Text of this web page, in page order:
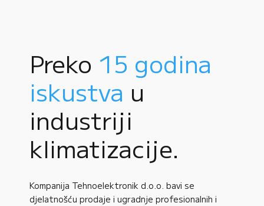
Preko 15 godina
iskustva u
industriji
klimatizacije.
Kompanija Tehnoelektronik d.o.o. bavi se
djelatnošću prodaje i ugradnje profesionalnih i